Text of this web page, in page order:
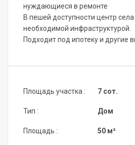
нуждающиеся в ремонте
В пешей доступности центр села
необходимой инфраструктурой.
Подходит под ипотеку и другие
Площадь участка :
Тип :
Площадь :
7 сот.
Дом
50 м²